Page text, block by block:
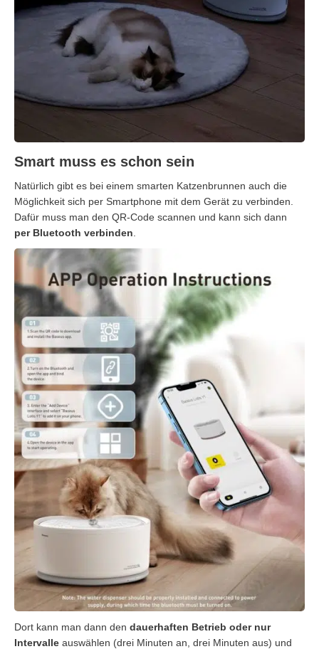
Smart muss es schon sein
Natürlich gibt es bei einem smarten Katzenbrunnen auch die
Möglichkeit sich per Smartphone mit dem Gerät zu verbinden.
Dafür muss man den QR-Code scannen und kann sich dann
per Bluetooth verbinden
Dort kann man dann den dauerhaften Betrieb oder nur
Intervalle auswählen (drei Minuten an, drei Minuten aus) und